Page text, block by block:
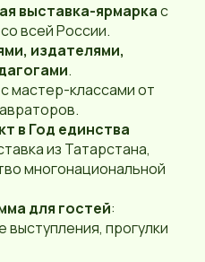
выставка-ярмаркас
всей России.
издателями,
.
с мастер-классами от
в Год единства
из Татарстана,
многонациональной
для гостей:
выступления, прогулки